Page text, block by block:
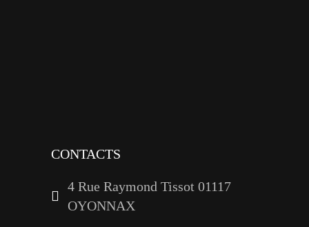
CONTACTS
4 Rue Raymond Tissot 01117
OYONNAX